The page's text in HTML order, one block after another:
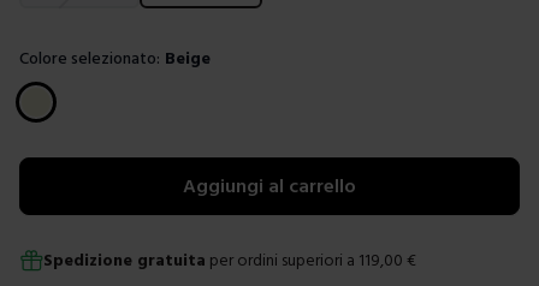
Colore selezionato: Beige
Scegli un colore
Aggiungi al carrello
Spedizione gratuita per ordini superiori a 119,00 €